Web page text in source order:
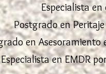
Especialista
Postgrado en
en Asesoramiento
Especialista en EMDR